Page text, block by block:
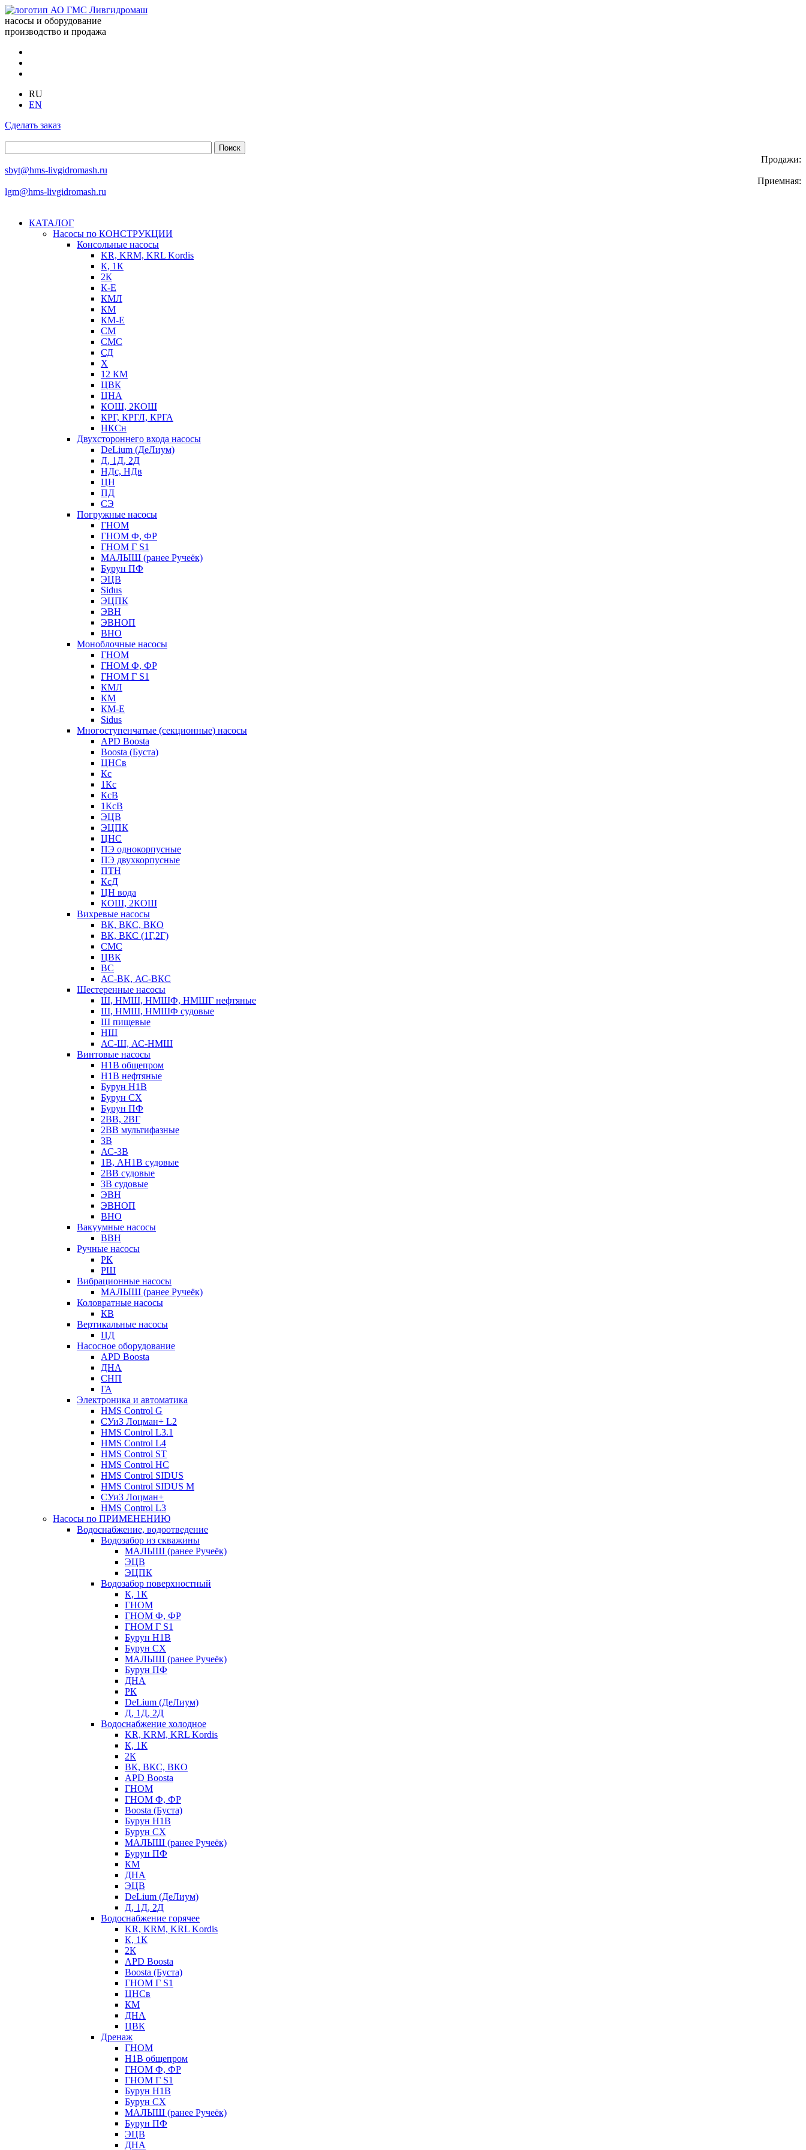
насосы и оборудование
производство и продажа
RU
EN
Сделать заказ
Продажи:
sbyt@hms-livgidromash.ru
Приемная:
lgm@hms-livgidromash.ru
КАТАЛОГ
Насосы по КОНСТРУКЦИИ
Консольные насосы
KR, KRM, KRL Kordis
К, 1К
2К
К-Е
КМЛ
КМ
КМ-Е
СМ
СМС
СД
Х
12 КМ
ЦВК
ЦНА
КОШ, 2КОШ
КРГ, КРГЛ, КРГА
НКСн
Двухстороннего входа насосы
DeLium (ДеЛиум)
Д, 1Д, 2Д
НДс, НДв
ЦН
ПД
СЭ
Погружные насосы
ГНОМ
ГНОМ Ф, ФР
ГНОМ Г S1
МАЛЫШ (ранее Ручеёк)
Бурун ПФ
ЭЦВ
Sidus
ЭЦПК
ЭВН
ЭВНОП
ВНО
Моноблочные насосы
ГНОМ
ГНОМ Ф, ФР
ГНОМ Г S1
КМЛ
КМ
КМ-Е
Sidus
Многоступенчатые (секционные) насосы
APD Boosta
Boosta (Буста)
ЦНСв
Кс
1Кс
КсВ
1КсВ
ЭЦВ
ЭЦПК
ЦНС
ПЭ однокорпусные
ПЭ двухкорпусные
ПТН
КсД
ЦН вода
КОШ, 2КОШ
Вихревые насосы
ВК, ВКС, ВКО
ВК, ВКС (1Г,2Г)
СМС
ЦВК
ВС
АС-ВК, АС-ВКС
Шестеренные насосы
Ш, НМШ, НМШФ, НМШГ нефтяные
Ш, НМШ, НМШФ судовые
Ш пищевые
НШ
АС-Ш, АС-НМШ
Винтовые насосы
Н1В общепром
Н1В нефтяные
Бурун Н1В
Бурун СХ
Бурун ПФ
2ВВ, 2ВГ
2ВВ мультифазные
3В
АС-3В
1В, АН1В судовые
2ВВ судовые
3В судовые
ЭВН
ЭВНОП
ВНО
Вакуумные насосы
ВВН
Ручные насосы
РК
РШ
Вибрационные насосы
МАЛЫШ (ранее Ручеёк)
Коловратные насосы
КВ
Вертикальные насосы
ЦД
Насосное оборудование
APD Boosta
ДНА
СНП
ГА
Электроника и автоматика
HMS Control G
СУиЗ Лоцман+ L2
HMS Control L3.1
HMS Control L4
HMS Control ST
HMS Control HC
HMS Control SIDUS
HMS Control SIDUS M
СУиЗ Лоцман+
HMS Control L3
Насосы по ПРИМЕНЕНИЮ
Водоснабжение, водоотведение
Водозабор из скважины
МАЛЫШ (ранее Ручеёк)
ЭЦВ
ЭЦПК
Водозабор поверхностный
К, 1К
ГНОМ
ГНОМ Ф, ФР
ГНОМ Г S1
Бурун Н1В
Бурун СХ
МАЛЫШ (ранее Ручеёк)
Бурун ПФ
ДНА
РК
DeLium (ДеЛиум)
Д, 1Д, 2Д
Водоснабжение холодное
KR, KRM, KRL Kordis
К, 1К
2К
ВК, ВКС, ВКО
APD Boosta
ГНОМ
ГНОМ Ф, ФР
Boosta (Буста)
Бурун Н1В
Бурун СХ
МАЛЫШ (ранее Ручеёк)
Бурун ПФ
КМ
ДНА
ЭЦВ
DeLium (ДеЛиум)
Д, 1Д, 2Д
Водоснабжение горячее
KR, KRM, KRL Kordis
К, 1К
2К
APD Boosta
Boosta (Буста)
ГНОМ Г S1
ЦНСв
КМ
ДНА
ЦВК
Дренаж
ГНОМ
Н1В общепром
ГНОМ Ф, ФР
ГНОМ Г S1
Бурун Н1В
Бурун СХ
МАЛЫШ (ранее Ручеёк)
Бурун ПФ
ЭЦВ
ДНА